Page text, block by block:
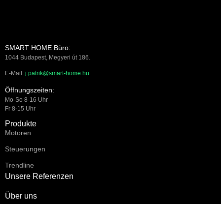
SMART HOME Büro:
1044 Budapest, Megyeri út 186.
E-Mail: j.patrik@smart-home.hu
Öffnungszeiten:
Mo-So 8-16 Uhr
Fr 8-15 Uhr
Produkte
Motoren
Steuerungen
Trendline
Unsere Referenzen
Über uns